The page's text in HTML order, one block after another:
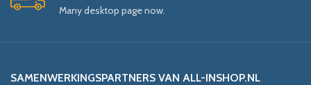
Many desktop page now.
SAMENWERKINGSPARTNERS VAN ALL-INSHOP.NL